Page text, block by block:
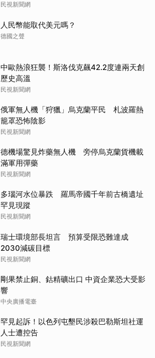
民視新聞網
人民幣能取代美元嗎？
德國之聲
中歐熱浪狂襲！斯洛伐克飆42.2度連兩天創
歷史高溫
民視新聞網
俄軍無人機「狩獵」烏克蘭平民 札波羅熱
籠罩恐怖陰影
民視新聞網
德機場驚見炸藥無人機 旁停烏克蘭貨機載
滿軍用彈藥
民視新聞網
多瑙河水位暴跌 羅馬帝國千年前古橋遺址
罕見現蹤
民視新聞網
瑞士環境部長坦言 預算受限恐難達成
2030減碳目標
民視新聞網
剛果禁止銅、鈷精礦出口 中資企業恐大受影
響
中央廣播電臺
罕見起訴！以色列屯墾民涉殺巴勒斯坦社運
人士遭控告
民視新聞網